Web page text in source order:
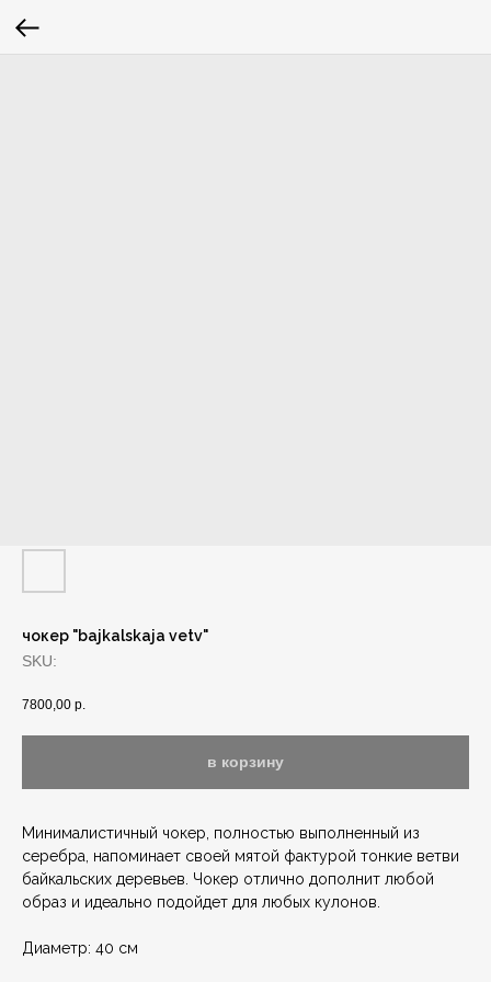
чокер "bajkalskaja vetv"
SKU:
7800,00 р.
в корзину
Минималистичный чокер, полностью выполненный из
серебра, напоминает своей мятой фактурой тонкие ветви
байкальских деревьев. Чокер отлично дополнит любой
образ и идеально подойдет для любых кулонов.
Диаметр: 40 см